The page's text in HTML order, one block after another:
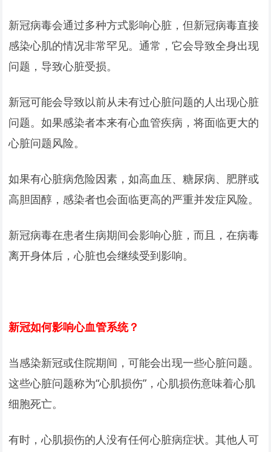
新冠病毒会通过多种方式影响心脏，但新冠病毒直接
感染心肌的情况非常罕见。通常，它会导致全身出现
问题，导致心脏受损。
新冠可能会导致以前从未有过心脏问题的人出现心脏
问题。如果感染者本来有心血管疾病，将面临更大的
心脏问题风险。
如果有心脏病危险因素，如高血压、糖尿病、肥胖或
高胆固醇，感染者也会面临更高的严重并发症风险。
新冠病毒在患者生病期间会影响心脏，而且，在病毒
离开身体后，心脏也会继续受到影响。
新冠如何影响心血管系统？
当感染新冠或住院期间，可能会出现一些心脏问题。
这些心脏问题称为“心肌损伤”，心肌损伤意味着心肌
细胞死亡。
有时，心肌损伤的人没有任何心脏病症状。其他人可